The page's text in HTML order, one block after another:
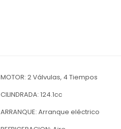
MOTOR: 2 Válvulas, 4 Tiempos
CILINDRADA: 124.1cc
ARRANQUE: Arranque eléctrico